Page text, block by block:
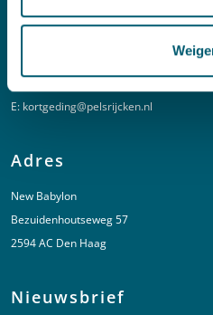
Spoed (Buiten
+31 6 20 01 08 16
E: kortgeding@pelsrijcken.nl
Adres
New Babylon
Bezuidenhoutseweg 57
2594 AC Den Haag
Nieuwsbrief